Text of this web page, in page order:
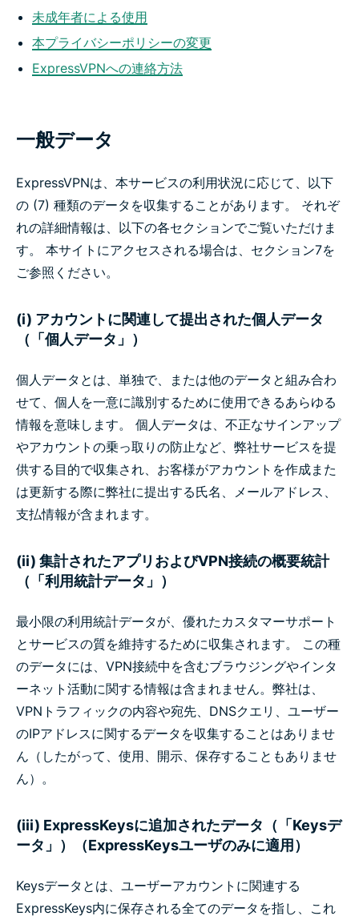
未成年者による使用
本プライバシーポリシーの変更
ExpressVPNへの連絡方法
一般データ
ExpressVPNは、本サービスの利用状況に応じて、以下
の (7) 種類のデータを収集することがあります。 それぞ
れの詳細情報は、以下の各セクションでご覧いただけま
す。 本サイトにアクセスされる場合は、セクション7を
ご参照ください。
(i) アカウントに関連して提出された個人データ
（「個人データ」）
個人データとは、単独で、または他のデータと組み合わ
せて、個人を一意に識別するために使用できるあらゆる
情報を意味します。 個人データは、不正なサインアップ
やアカウントの乗っ取りの防止など、弊社サービスを提
供する目的で収集され、お客様がアカウントを作成また
は更新する際に弊社に提出する氏名、メールアドレス、
支払情報が含まれます。
(ii) 集計されたアプリおよびVPN接続の概要統計
（「利用統計データ」）
最小限の利用統計データが、優れたカスタマーサポート
とサービスの質を維持するために収集されます。 この種
のデータには、VPN接続中を含むブラウジングやインタ
ーネット活動に関する情報は含まれません。弊社は、
VPNトラフィックの内容や宛先、DNSクエリ、ユーザー
のIPアドレスに関するデータを収集することはありませ
ん（したがって、使用、開示、保存することもありませ
ん）。
(iii) ExpressKeysに追加されたデータ（「Keysデ
ータ」）（ExpressKeysユーザのみに適用）
Keysデータとは、ユーザーアカウントに関連する
ExpressKeys内に保存される全てのデータを指し、これ